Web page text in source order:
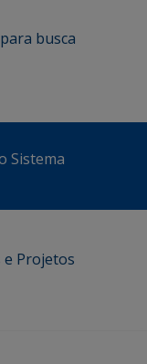
busca
Sistema
Projetos